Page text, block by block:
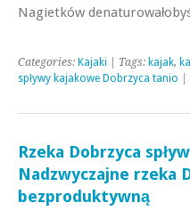
Nagietków
Categories: Kajaki | Tags: kajak,
spływy kajakowe Dobrzyca tanio
Rzeka Dobrzyca
Nadzwyczajne rzeka
bezproduktywną